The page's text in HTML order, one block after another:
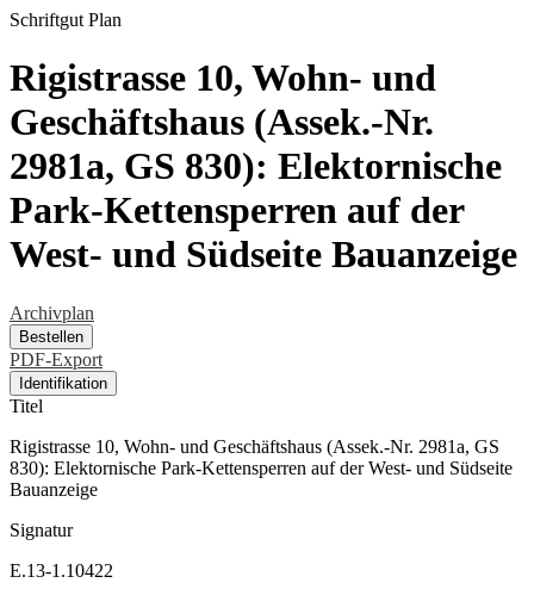
Schriftgut Plan
Rigistrasse 10, Wohn- und
Geschäftshaus (Assek.-Nr.
2981a, GS 830): Elektornische
Park-Kettensperren auf der
West- und Südseite Bauanzeige
Archivplan
Bestellen
PDF-Export
Identifikation
Titel
Rigistrasse 10, Wohn- und Geschäftshaus (Assek.-Nr. 2981a, GS
830): Elektornische Park-Kettensperren auf der West- und Südseite
Bauanzeige
Signatur
E.13-1.10422